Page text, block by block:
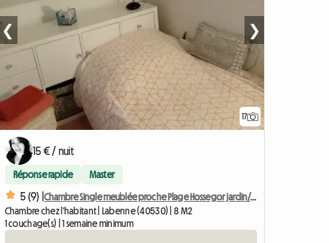
17
❮ ❯
15 € / nuit
Réponse rapide Master
5 (9) |
Chambre Single meublée proche Plage Hossegor jardin/piscine
Chambre chez l'habitant | Labenne (40530) | 8 M2
1 couchage(s) | 1 semaine minimum